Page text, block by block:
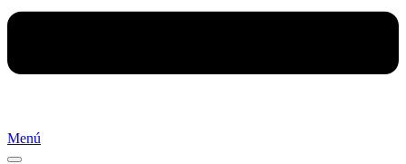
Menú